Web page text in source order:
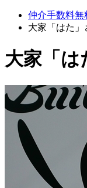
仲介手数料無
大家「はた」
大家「は